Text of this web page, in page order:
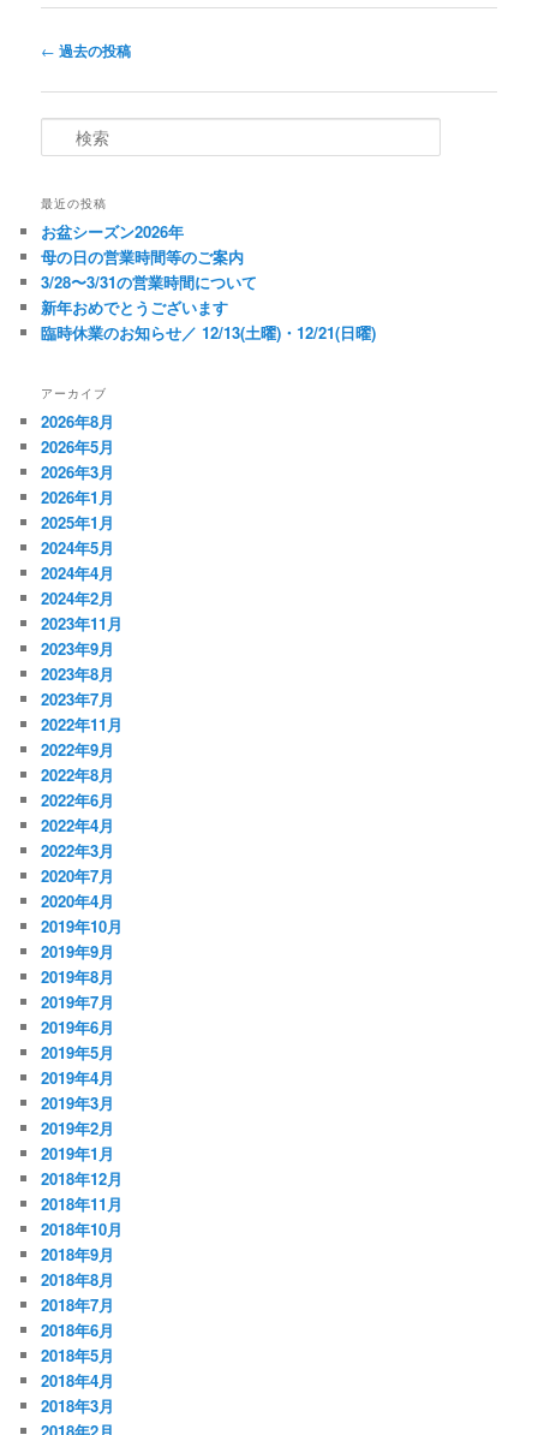
投
ナ
ビ
シ
ョ
ン
← 過去の投稿
索
最近の投稿
お盆シーズン2026年
母の日の営業時間等のご案内
3/28〜3/31の営業時間について
新年おめでとうございます
臨時休業のお知らせ／ 12/13(土曜)・12/21(日曜)
アーカイブ
2026年8月
2026年5月
2026年3月
2026年1月
2025年1月
2024年5月
2024年4月
2024年2月
2023年11月
2023年9月
2023年8月
2023年7月
2022年11月
2022年9月
2022年8月
2022年6月
2022年4月
2022年3月
2020年7月
2020年4月
2019年10月
2019年9月
2019年8月
2019年7月
2019年6月
2019年5月
2019年4月
2019年3月
2019年2月
2019年1月
2018年12月
2018年11月
2018年10月
2018年9月
2018年8月
2018年7月
2018年6月
2018年5月
2018年4月
2018年3月
2018年2月